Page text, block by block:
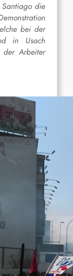
die
bei der
in Usach
der Arbeiter